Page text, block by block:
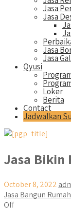
Jasa
Jasa
Jasa
Jasa
Qyusi
Loker
Berita
Contact
Jadwalkan
Jasa Bikin
October 8, 2022
Jasa Bangun Rumah
Off